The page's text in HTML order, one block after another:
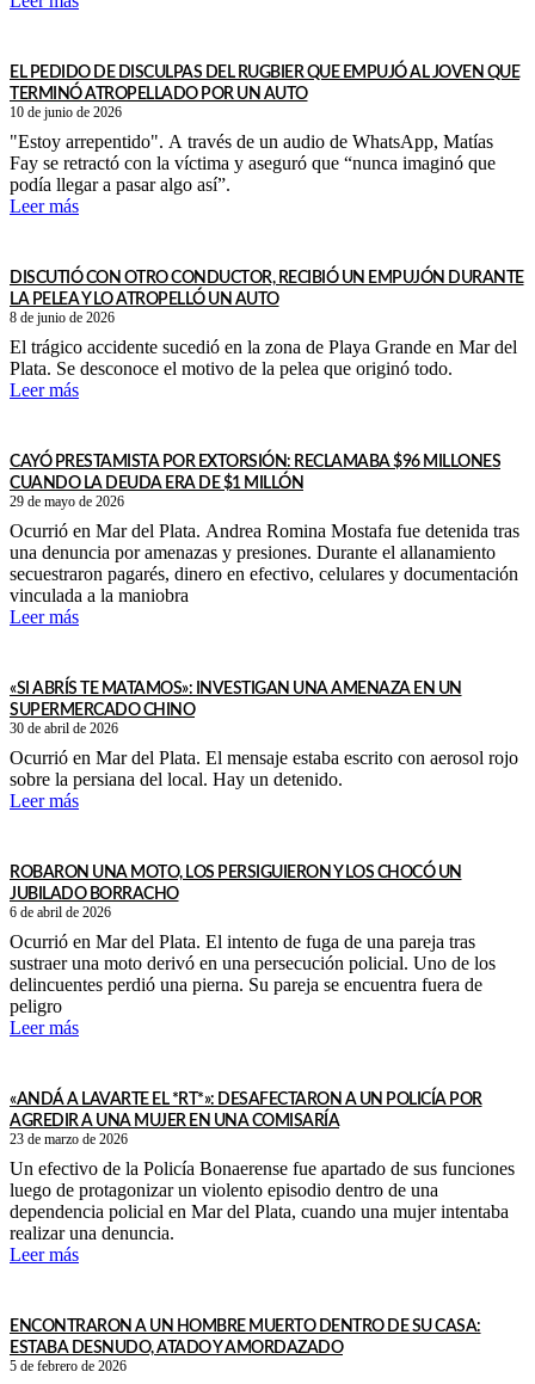
EL PEDIDO DE DISCULPAS DEL RUGBIER QUE EMPUJÓ AL JOVEN QUE
TERMINÓ ATROPELLADO POR UN AUTO
10 de junio de 2026
"Estoy arrepentido". A través de un audio de WhatsApp, Matías
Fay se retractó con la víctima y aseguró que “nunca imaginó que
podía llegar a pasar algo así”.
Leer más
DISCUTIÓ CON OTRO CONDUCTOR, RECIBIÓ UN EMPUJÓN DURANTE
LA PELEA Y LO ATROPELLÓ UN AUTO
8 de junio de 2026
El trágico accidente sucedió en la zona de Playa Grande en Mar del
Plata. Se desconoce el motivo de la pelea que originó todo.
Leer más
CAYÓ PRESTAMISTA POR EXTORSIÓN: RECLAMABA $96 MILLONES
CUANDO LA DEUDA ERA DE $1 MILLÓN
29 de mayo de 2026
Ocurrió en Mar del Plata. Andrea Romina Mostafa fue detenida tras
una denuncia por amenazas y presiones. Durante el allanamiento
secuestraron pagarés, dinero en efectivo, celulares y documentación
vinculada a la maniobra
Leer más
«SI ABRÍS TE MATAMOS»: INVESTIGAN UNA AMENAZA EN UN
SUPERMERCADO CHINO
30 de abril de 2026
Ocurrió en Mar del Plata. El mensaje estaba escrito con aerosol rojo
sobre la persiana del local. Hay un detenido.
Leer más
ROBARON UNA MOTO, LOS PERSIGUIERON Y LOS CHOCÓ UN
JUBILADO BORRACHO
6 de abril de 2026
Ocurrió en Mar del Plata. El intento de fuga de una pareja tras
sustraer una moto derivó en una persecución policial. Uno de los
delincuentes perdió una pierna. Su pareja se encuentra fuera de
peligro
Leer más
«ANDÁ A LAVARTE EL *RT*»: DESAFECTARON A UN POLICÍA POR
AGREDIR A UNA MUJER EN UNA COMISARÍA
23 de marzo de 2026
Un efectivo de la Policía Bonaerense fue apartado de sus funciones
luego de protagonizar un violento episodio dentro de una
dependencia policial en Mar del Plata, cuando una mujer intentaba
realizar una denuncia.
Leer más
ENCONTRARON A UN HOMBRE MUERTO DENTRO DE SU CASA:
ESTABA DESNUDO, ATADO Y AMORDAZADO
5 de febrero de 2026